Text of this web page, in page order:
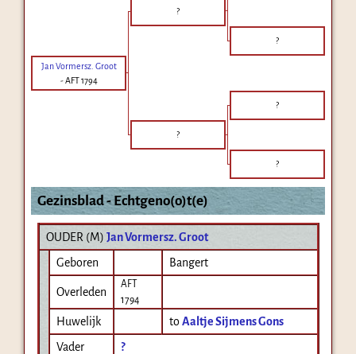
?
?
Jan Vormersz. Groot
-AFT 1794
?
?
?
Gezinsblad - Echtgeno(o)t(e)
OUDER (M) Jan Vormersz. Groot
Geboren
Bangert
Overleden
AFT
1794
Huwelijk toAaltje Sijmens Gons
Vader
?